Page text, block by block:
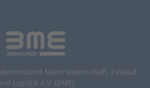
Materialwirtschaft, Einkauf
Logistik e.V. (BME)